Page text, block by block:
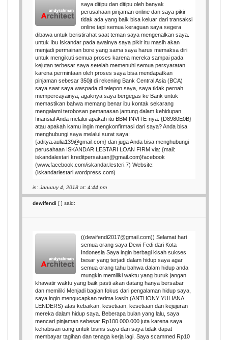
saya ditipu dan ditipu oleh banyak
perusahaan pinjaman online dan saya pikir
tidak ada yang baik bisa keluar dari transaksi
online tapi semua keraguan saya segera
dibawa untuk beristirahat saat teman saya mengenalkan saya.
untuk Ibu Iskandar pada awalnya saya pikir itu masih akan
menjadi permainan bore yang sama saya harus memaksa diri
untuk mengikuti semua proses karena mereka sampai pada
kejutan terbesar saya setelah memenuhi semua persyaratan
karena permintaan oleh proses saya bisa mendapatkan
pinjaman sebesar 350jt di rekening Bank Central Asia (BCA)
saya saat saya waspada di telepon saya, saya tidak pernah
mempercayainya, agaknya saya bergegas ke Bank untuk
memastikan bahwa memang benar ibu kontak sekarang
mengalami terobosan pemanasan jantung dalam kehidupan
finansial Anda melalui apakah itu BBM INVITE-nya: {D8980E0B}
atau apakah kamu ingin mengkonfirmasi dari saya? Anda bisa
menghubungi saya melalui surat saya:
{aditya.aulia139@gmail.com} dan juga Anda bisa menghubungi
perusahaan ISKANDAR LESTARI LOAN FIRM via: {mail:
iskandalestari.kreditpersatuan@gmail.com}facebook
(www.facebook.com/iskandar.lesteri.7) Website:
(iskandarlestari.wordpress.com)
in: January 4, 2018 at: 4:44 pm
dewifendi [] said:
((dewifendi2017@gmail.com)) Selamat hari
semua orang saya Dewi Fedi dari Kota
Indonesia Saya ingin berbagi kisah sukses
besar yang terjadi dalam hidup saya agar
semua orang tahu bahwa dalam hidup anda
mungkin memiliki waktu yang buruk jangan
khawatir waktu yang baik pasti akan datang hanya bersabar
dan memiliki Menjadi bagian fokus dari pengalaman hidup saya,
saya ingin mengucapkan terima kasih (ANTHONY YULIANA
LENDERS) atas kebaikan, kesetiaan, kesetiaan dan kejujuran
mereka dalam hidup saya. Beberapa bulan yang lalu, saya
mencari pinjaman sebesar Rp100.000.000 juta karena saya
kehabisan uang untuk bisnis saya dan saya tidak dapat
membayar tagihan dan tenaga kerja lagi. Saya scammed Rp10